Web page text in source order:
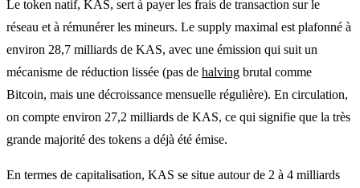
Le token natif, KAS, sert à payer les frais de transaction sur le
réseau et à rémunérer les mineurs. Le supply maximal est plafonné à
environ 28,7 milliards de KAS, avec une émission qui suit un
mécanisme de réduction lissée (pas de halving brutal comme
Bitcoin, mais une décroissance mensuelle régulière). En circulation,
on compte environ 27,2 milliards de KAS, ce qui signifie que la très
grande majorité des tokens a déjà été émise.
En termes de capitalisation, KAS se situe autour de 2 à 4 milliards